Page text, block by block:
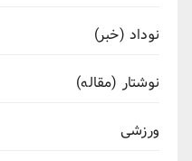
نوداد (خبر)
نوشتار (مقاله)
ورزشی